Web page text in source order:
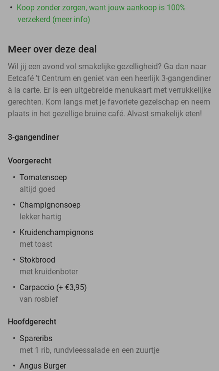
Koop zonder zorgen, want jouw aankoop is 100%
verzekerd (meer info)
Meer over deze deal
Wil jij een avond vol smakelijke gezelligheid? Ga dan naar
Eetcafé 't Centrum en geniet van een heerlijk 3-gangendiner
à la carte. Er is een uitgebreide menukaart met verrukkelijke
gerechten. Kom langs met je favoriete gezelschap en neem
plaats in het gezellige bruine café. Alvast smakelijk eten!
3-gangendiner
Voorgerecht
Tomatensoep
altijd goed
Champignonsoep
lekker hartig
Kruidenchampignons
met toast
Stokbrood
met kruidenboter
Carpaccio (+ €3,95)
van rosbief
Hoofdgerecht
Spareribs
met 1 rib, rundvleessalade en een zuurtje
Angus Burger